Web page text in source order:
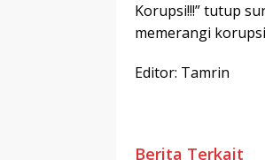
Korupsi!!!” tutup
memerangi
Editor: Tamrin
Berita Terkait